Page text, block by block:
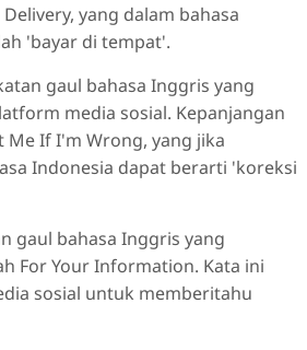
yang dalam bahasa
'bayar di tempat'.
gaul bahasa Inggris yang
media sosial. Kepanjangan
Me If I'm Wrong, yang jika
Indonesia dapat berarti 'koreksi
gaul bahasa Inggris yang
For Your Information. Kata ini
sosial untuk memberitahu